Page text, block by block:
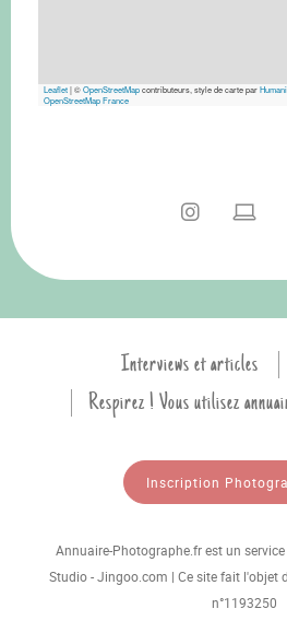
Leaflet|©OpenStreetMapcontributeurs, style de carte par
OpenStreetMap France
Interviews et articles
Respirez ! Vous utilisez
Inscription
Annuaire-Photographe.fr est un
Studio - Jingoo.com | Ce site fait l'objet
n°1193250